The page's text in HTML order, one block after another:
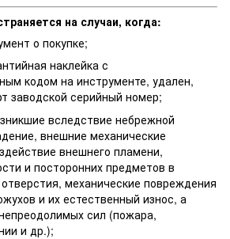
на случаи, когда:
о покупке;
наклейка с
кодом на инструменте, удален,
заводской серийный номер;
вследствие небрежной
внешние механические
внешнего пламени,
и посторонних предметов в
механические повреждения
и их естественный износ, а
сил (пожара,
и др.);